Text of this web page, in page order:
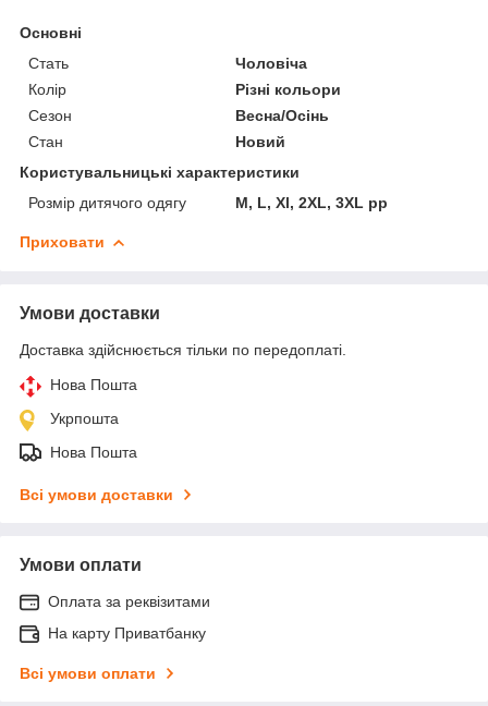
Основні
Стать
Чоловіча
Колір
Різні кольори
Сезон
Весна/Осінь
Стан
Новий
Користувальницькі характеристики
Розмір дитячого одягу
M, L, Xl, 2XL, 3XL pp
Приховати
Умови доставки
Доставка здійснюється тільки по передоплаті.
Нова Пошта
Укрпошта
Нова Пошта
Всі умови доставки
Умови оплати
Оплата за реквізитами
На карту Приватбанку
Всі умови оплати